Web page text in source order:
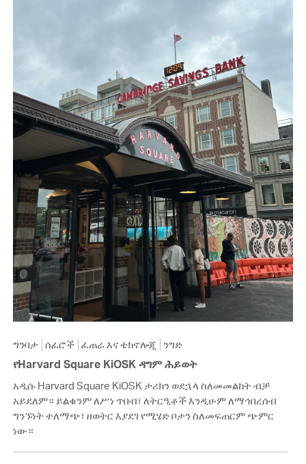
ግንባታ ሰፈሮች ፈጠራ እና ቴክኖሎጂ ንግድ
የHarvard Square KiOSK ዳግም ሕይወት
አዲሱ Harvard Square KiOSK ታሪክን ወደኋላ ስለመመልከት ብቻ
አይደለም። ይልቁንም ለሥነ ጥበብ፣ ለትርዒቶች እንዲሁም ለማኅበረሰብ
ግንኙነት ተለማጭ፣ ዘወትር እያደገ የሚሄድ ቦታን ስለመፍጠርም ጭምር
ነው።